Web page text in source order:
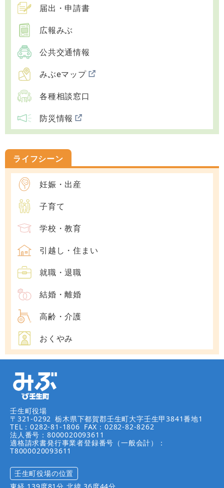
届出・申請書
広報みぶ
公共交通情報
みぶeマップ
各種相談窓口
防災情報
ライフシーン
妊娠・出産
子育て
学校・教育
引越し・住まい
就職・退職
結婚・離婚
高齢・介護
おくやみ
壬生町役場
〒321-0292 栃木県下都賀郡壬生町大字壬生甲3841番地1
TEL：0282-81-1806 FAX：0282-82-8262
法人番号：8000020093611
適格請求書発行事業者登録番号（一般会計）：
T8000020093611
壬生町役場の位置